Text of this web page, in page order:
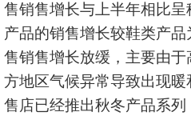
售销售增长与上半年相比
产品的销售增长较鞋类产
售销售增长放缓，主要由
方地区气候异常导致出现
售店已经推出秋冬产品系